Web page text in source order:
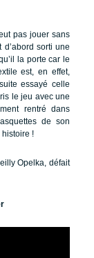
pas jouer sans
sorti une
la porte car le
est, en effet,
essayé celle
le jeu avec une
rentré dans
de son
!
Opelka, défait